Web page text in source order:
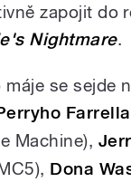
zapojit do
Nightmare.
máje se sejde
Farrella
Machine),
Dona